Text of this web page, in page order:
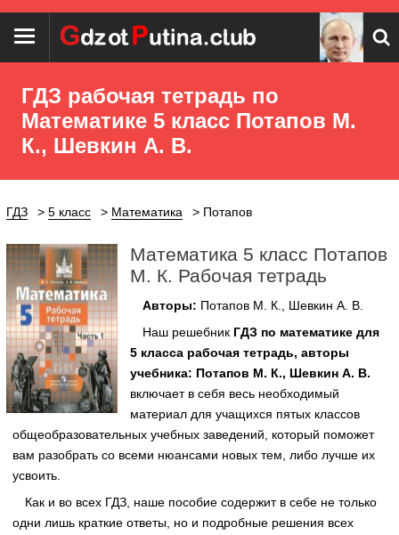
ГДЗ рабочая тетрадь по
Математике 5 класс Потапов М.
К., Шевкин А. В.
ГДЗ 5 класс Математика Потапов
Математика 5 класс Потапов
М. К. Рабочая тетрадь
Авторы: Потапов М. К., Шевкин А. В.
Наш решебник ГДЗ по математике для
5 класса рабочая тетрадь, авторы
учебника: Потапов М. К., Шевкин А. В.
включает в себя весь необходимый
материал для учащихся пятых классов
общеобразовательных учебных заведений, который поможет
вам разобрать со всеми нюансами новых тем, либо лучше их
усвоить.
Как и во всех ГДЗ, наше пособие содержит в себе не только
одни лишь краткие ответы, но и подробные решения всех